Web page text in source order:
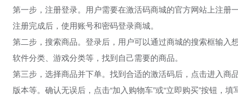
第一步，注册登录。用户需要在激活码商城的官方网站上注册
注册完成后，使用账号和密码登录商城。
第二步，搜索商品。登录后，用户可以通过商城的搜索框输
软件分类、游戏分类等，找到自己需要的商品。
第三步，选择商品并下单。找到合适的激活码后，点击进入
版本等。确认无误后，点击“加入购物车”或“立即购买”按钮，